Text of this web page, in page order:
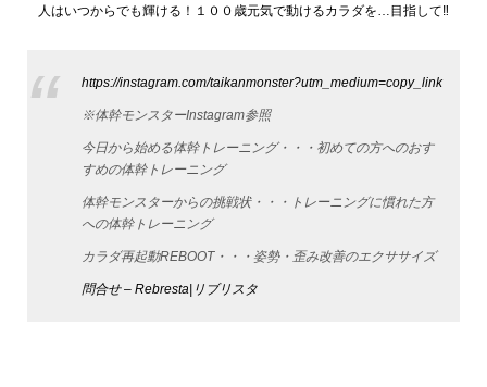
人はいつからでも輝ける！１００歳元気で動けるカラダを…目指して‼
https://instagram.com/taikanmonster?utm_medium=copy_link
※体幹モンスターInstagram参照
今日から始める体幹トレーニング・・・初めての方へのおす
すめの体幹トレーニング
体幹モンスターからの挑戦状・・・トレーニングに慣れた方
への体幹トレーニング
カラダ再起動REBOOT・・・姿勢・歪み改善のエクササイズ
問合せ – Rebresta|リブリスタ